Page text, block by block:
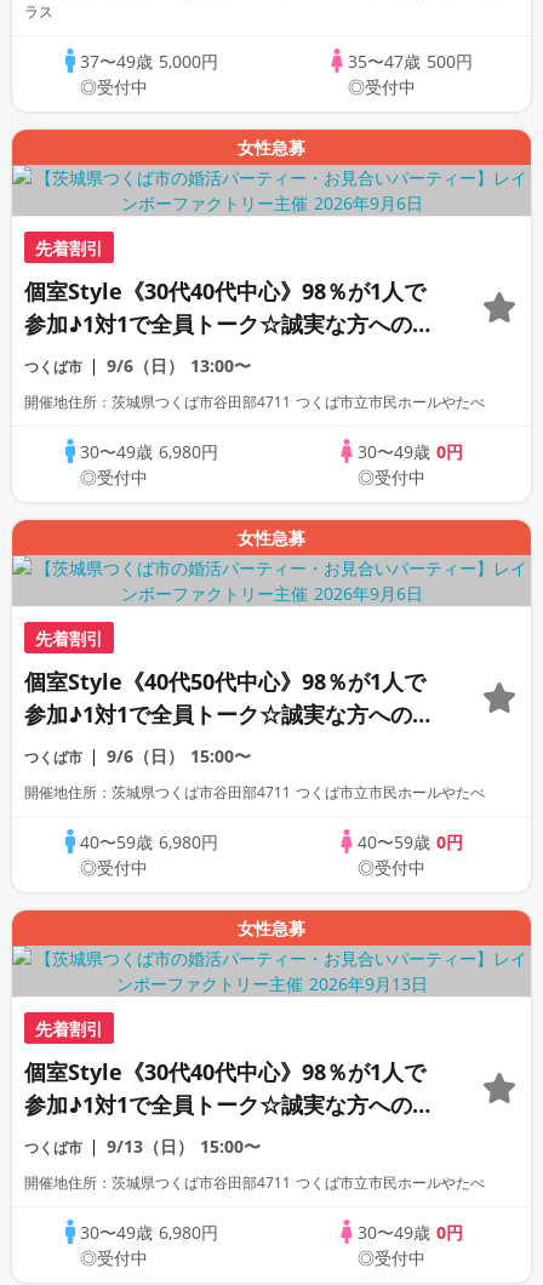
ラス
37〜49歳 5,000円
◎受付中
35〜47歳 500円
◎受付中
女性急募
先着割引
個室Style《30代40代中心》98％が1人で
参加♪1対1で全員トーク☆誠実な方への婚
活パーティー
つくば市 9/6（日） 13:00〜
開催地住所：茨城県つくば市谷田部4711 つくば市立市民ホールやたべ
30〜49歳 6,980円
◎受付中
30〜49歳 0円
◎受付中
女性急募
先着割引
個室Style《40代50代中心》98％が1人で
参加♪1対1で全員トーク☆誠実な方への婚
活パーティー
つくば市 9/6（日） 15:00〜
開催地住所：茨城県つくば市谷田部4711 つくば市立市民ホールやたべ
40〜59歳 6,980円
◎受付中
40〜59歳 0円
◎受付中
女性急募
先着割引
個室Style《30代40代中心》98％が1人で
参加♪1対1で全員トーク☆誠実な方への婚
活パーティー
つくば市 9/13（日） 15:00〜
開催地住所：茨城県つくば市谷田部4711 つくば市立市民ホールやたべ
30〜49歳 6,980円
◎受付中
30〜49歳 0円
◎受付中